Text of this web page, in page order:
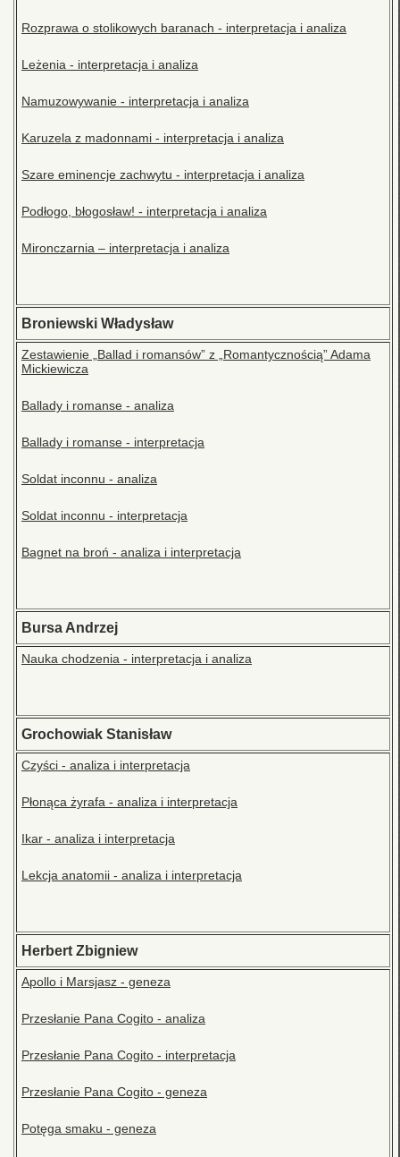
Rozprawa o stolikowych baranach - interpretacja i analiza
Leżenia - interpretacja i analiza
Namuzowywanie - interpretacja i analiza
Karuzela z madonnami - interpretacja i analiza
Szare eminencje zachwytu - interpretacja i analiza
Podłogo, błogosław! - interpretacja i analiza
Mironczarnia – interpretacja i analiza
Broniewski Władysław
Zestawienie „Ballad i romansów” z „Romantycznością” Adama
Mickiewicza
Ballady i romanse - analiza
Ballady i romanse - interpretacja
Soldat inconnu - analiza
Soldat inconnu - interpretacja
Bagnet na broń - analiza i interpretacja
Bursa Andrzej
Nauka chodzenia - interpretacja i analiza
Grochowiak Stanisław
Czyści - analiza i interpretacja
Płonąca żyrafa - analiza i interpretacja
Ikar - analiza i interpretacja
Lekcja anatomii - analiza i interpretacja
Herbert Zbigniew
Apollo i Marsjasz - geneza
Przesłanie Pana Cogito - analiza
Przesłanie Pana Cogito - interpretacja
Przesłanie Pana Cogito - geneza
Potęga smaku - geneza